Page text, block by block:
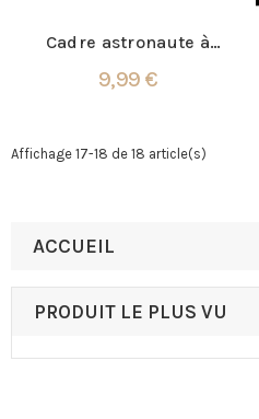
Cadre astronaute à
9,99 €
Affichage 17-18 de 18 article(s)
ACCUEIL
PRODUIT LE PLUS VU